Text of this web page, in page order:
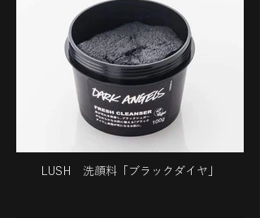
LUSH 洗顔料「ブラックダイヤ」